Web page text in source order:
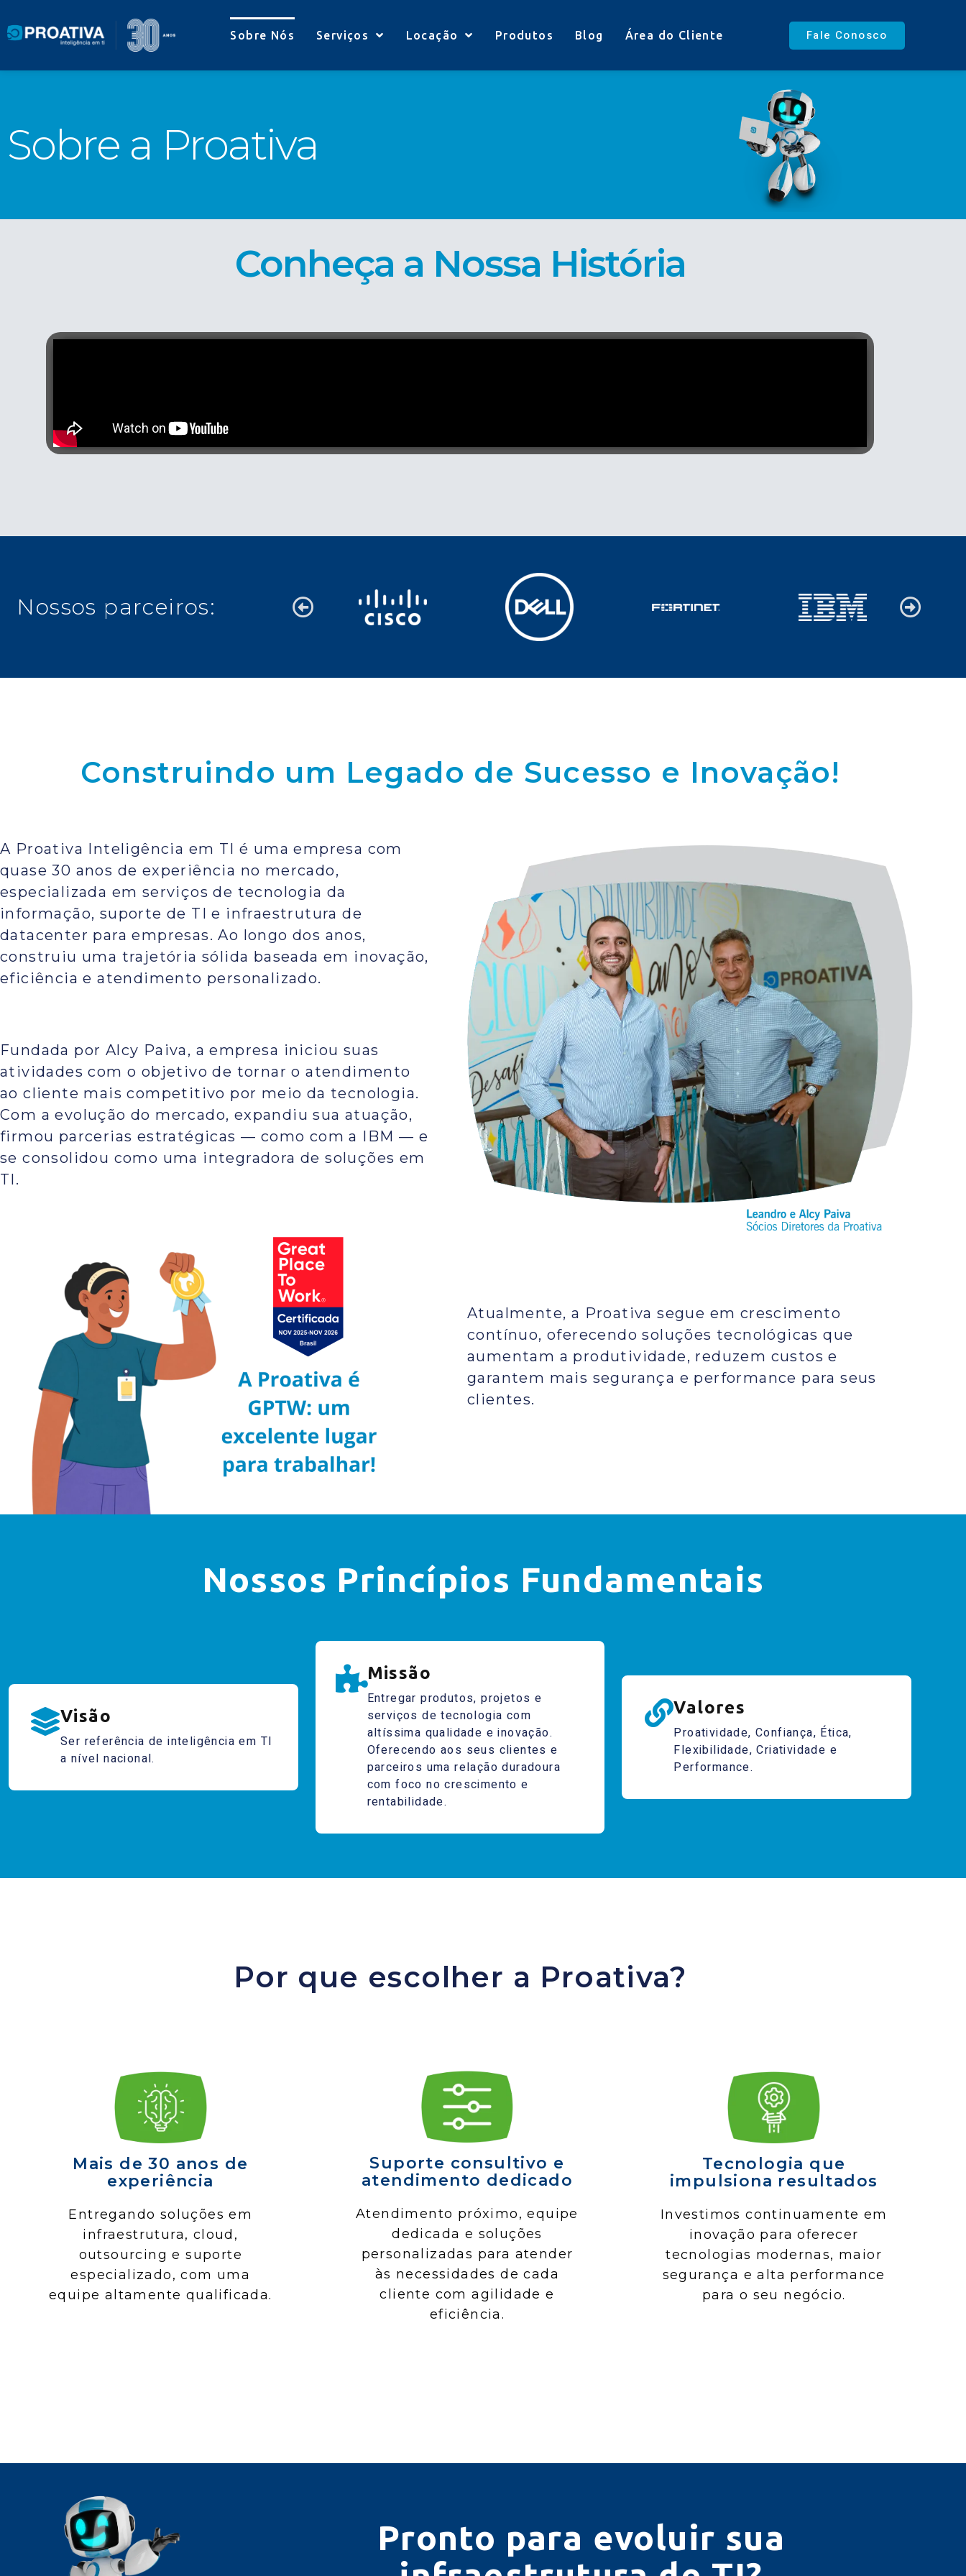
Sobre Nós Serviços Locação Produtos Blog Área do Cliente Fale Conosco
Sobre a Proativa
Conheça a Nossa História
Nossos parceiros:
Construindo um Legado de Sucesso e Inovação!
A Proativa Inteligência em TI é uma empresa com
quase 30 anos de experiência no mercado,
especializada em serviços de tecnologia da
informação, suporte de TI e infraestrutura de
datacenter para empresas. Ao longo dos anos,
construiu uma trajetória sólida baseada em inovação,
eficiência e atendimento personalizado.
Fundada por Alcy Paiva, a empresa iniciou suas
atividades com o objetivo de tornar o atendimento
ao cliente mais competitivo por meio da tecnologia.
Com a evolução do mercado, expandiu sua atuação,
firmou parcerias estratégicas — como com a IBM — e
se consolidou como uma integradora de soluções em
TI.
Atualmente, a Proativa segue em crescimento
contínuo, oferecendo soluções tecnológicas que
aumentam a produtividade, reduzem custos e
garantem mais segurança e performance para seus
clientes.
Nossos Princípios Fundamentais
Visão
Ser referência de inteligência em TI
a nível nacional.
Missão
Entregar produtos, projetos e
serviços de tecnologia com
altíssima qualidade e inovação.
Oferecendo aos seus clientes e
parceiros uma relação duradoura
com foco no crescimento e
rentabilidade.
Valores
Proatividade, Confiança, Ética,
Flexibilidade, Criatividade e
Performance.
Por que escolher a Proativa?
Mais de 30 anos de
experiência
Entregando soluções em
infraestrutura, cloud,
outsourcing e suporte
especializado, com uma
equipe altamente qualificada.
Suporte consultivo e
atendimento dedicado
Atendimento próximo, equipe
dedicada e soluções
personalizadas para atender
às necessidades de cada
cliente com agilidade e
eficiência.
Tecnologia que
impulsiona resultados
Investimos continuamente em
inovação para oferecer
tecnologias modernas, maior
segurança e alta performance
para o seu negócio.
Pronto para evoluir sua